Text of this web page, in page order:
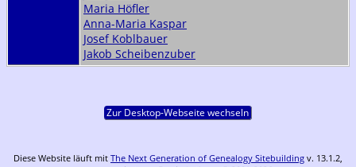
Maria Höfler
Anna-Maria Kaspar
Josef Koblbauer
Jakob Scheibenzuber
Zur Desktop-Webseite wechseln
Diese Website läuft mit The Next Generation of Genealogy Sitebuilding v. 13.1.2,